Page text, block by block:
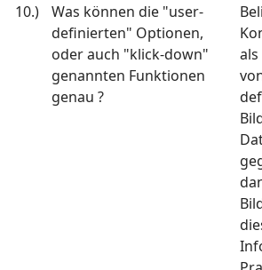
10.)
Was können die "user-
definierten" Optionen,
oder auch "klick-down"
genannten Funktionen
genau ?
als